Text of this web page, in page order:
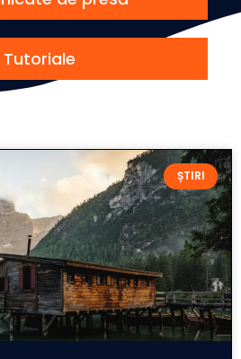
Tutoriale
ȘTIRI